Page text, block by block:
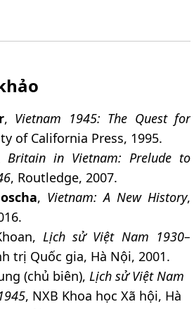
, Vietnam 1945: The Quest for
of California Press, 1995.
Britain in Vietnam: Prelude to
, Routledge, 2007.
, Vietnam: A New History,
Lịch sử Việt Nam 1930–
trị Quốc gia, Hà Nội, 2001.
(chủ biên), Lịch sử Việt Nam
, NXB Khoa học Xã hội, Hà